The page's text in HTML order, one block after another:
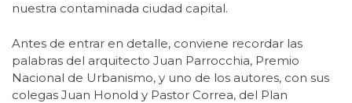
nuestra contaminada ciudad capital.
Antes de entrar en detalle, conviene recordar las
palabras del arquitecto Juan Parrocchia, Premio
Nacional de Urbanismo, y uno de los autores, con sus
colegas Juan Honold y Pastor Correa, del Plan